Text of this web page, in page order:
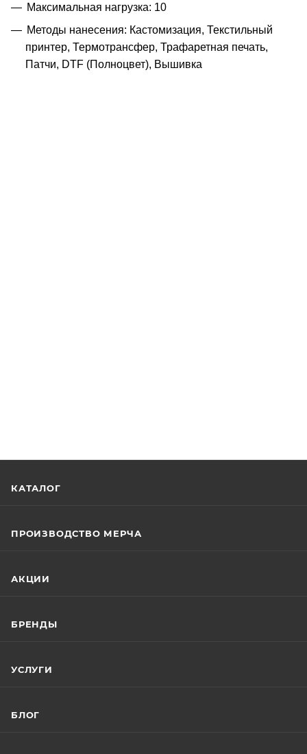
Максимальная нагрузка: 10
Методы нанесения: Кастомизация, Текстильный
принтер, Термотрансфер, Трафаретная печать,
Патчи, DTF (Полноцвет), Вышивка
КАТАЛОГ
ПРОИЗВОДСТВО МЕРЧА
АКЦИИ
БРЕНДЫ
УСЛУГИ
БЛОГ